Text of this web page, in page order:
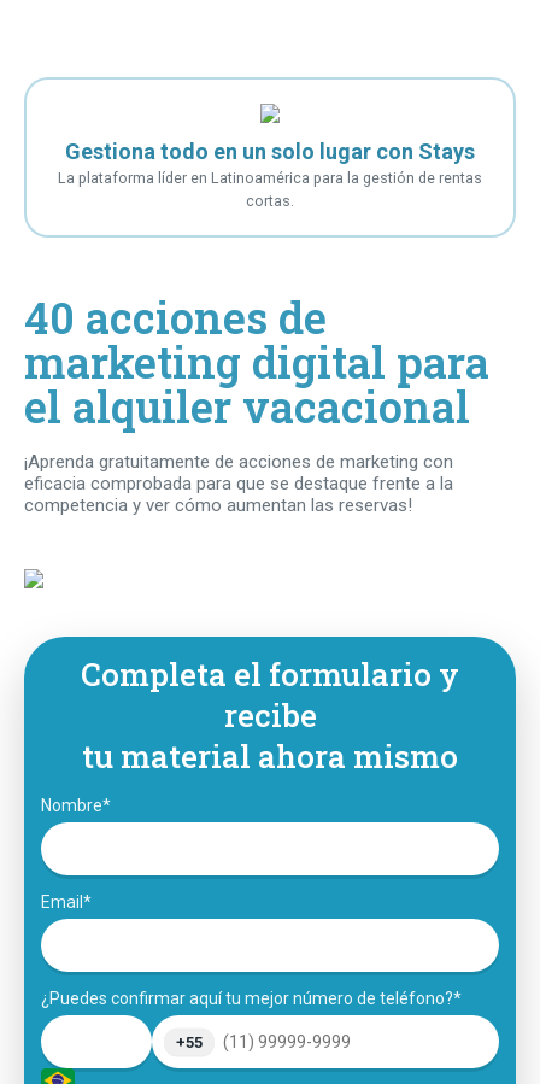
Gestiona todo en un solo lugar con Stays
La plataforma líder en Latinoamérica para la gestión de rentas
cortas.
40 acciones de
marketing digital para
el alquiler vacacional
¡Aprenda gratuitamente de acciones de marketing con
eficacia comprobada para que se destaque frente a la
competencia y ver cómo aumentan las reservas!
Completa el formulario y
recibe
tu material ahora mismo
Nombre*
Email*
¿Puedes confirmar aquí tu mejor número de teléfono?*
+55